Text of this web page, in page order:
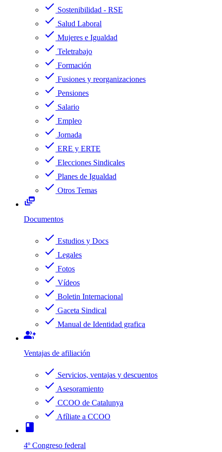
check Sostenibilidad - RSE
check Salud Laboral
check Mujeres e Igualdad
check Teletrabajo
check Formación
check Fusiones y reorganizaciones
check Pensiones
check Salario
check Empleo
check Jornada
check ERE y ERTE
check Elecciones Sindicales
check Planes de Igualdad
check Otros Temas
dynamic_feed
Documentos
check Estudios y Docs
check Legales
check Fotos
check Vídeos
check Boletin Internacional
check Gaceta Sindical
check Manual de Identidad grafica
group_add
Ventajas de afiliación
check Servicios, ventajas y descuentos
check Asesoramiento
check CCOO de Catalunya
check Afíliate a CCOO
book
4º Congreso federal